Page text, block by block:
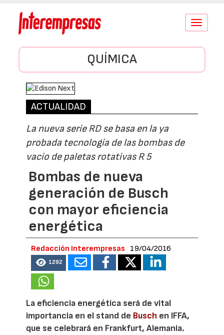
Conmutar
QUÍMICA
ACTUALIDAD
La nueva serie RD se basa en la ya
probada tecnología de las bombas de
vacío de paletas rotativas R 5
Bombas de nueva
generación de Busch
con mayor eficiencia
energética
Redacción Interempresas 19/04/2016
1292
La eficiencia energética será de vital
importancia en el stand de Busch en IFFA,
que se celebrará en Frankfurt, Alemania.